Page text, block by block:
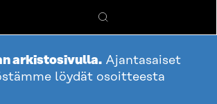
Hae
arkistosivulla. Ajantasaiset
löydät osoitteesta